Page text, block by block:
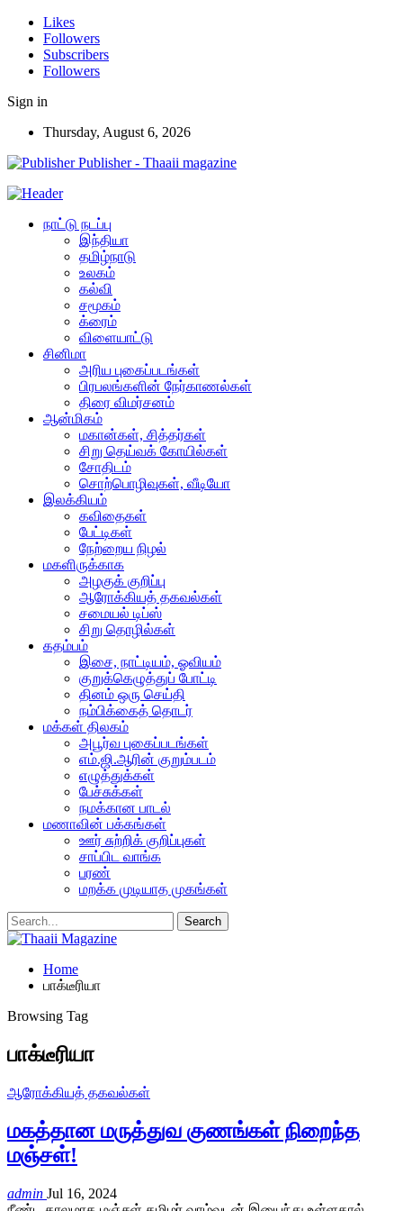
Likes
Followers
Subscribers
Followers
Sign in
Thursday, August 6, 2026
Publisher - Thaaii magazine
நாட்டு நடப்பு
இந்தியா
தமிழ்நாடு
உலகம்
கல்வி
சமூகம்
க்ரைம்
விளையாட்டு
சினிமா
அரிய புகைப்படங்கள்
பிரபலங்களின் நேர்காணல்கள்
திரை விமர்சனம்
ஆன்மிகம்
மகான்கள், சித்தர்கள்
சிறு தெய்வக் கோயில்கள்
சோதிடம்
சொற்பொழிவுகள், வீடியோ
இலக்கியம்
கவிதைகள்
பேட்டிகள்
நேற்றைய நிழல்
மகளிருக்காக
அழகுக் குறிப்பு
ஆரோக்கியத் தகவல்கள்
சமையல் டிப்ஸ்
சிறு தொழில்கள்
கதம்பம்
இசை, நாட்டியம், ஓவியம்
குறுக்கெழுத்துப் போட்டி
தினம் ஒரு செய்தி
நம்பிக்கைத் தொடர்
மக்கள் திலகம்
அபூர்வ புகைப்படங்கள்
எம்.ஜி.ஆரின் குறும்படம்
எழுத்துக்கள்
பேச்சுக்கள்
நமக்கான பாடல்
மணாவின் பக்கங்கள்
ஊர் சுற்றிக் குறிப்புகள்
சாப்பிட வாங்க
பரண்
மறக்க முடியாத முகங்கள்
Home
பாக்டீரியா
Browsing Tag
பாக்டீரியா
ஆரோக்கியத் தகவல்கள்
மகத்தான மருத்துவ குணங்கள் நிறைந்த
மஞ்சள்!
admin Jul 16, 2024